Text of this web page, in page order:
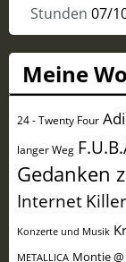
Stunden 07/
Meine
24 - Twenty Four
langer Weg
Gedanken
Internet
Konzerte und Musik
METALLICA Montie